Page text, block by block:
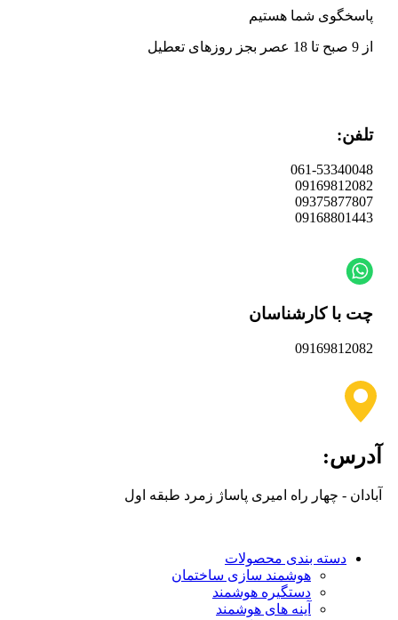
پاسخگوی شما هستیم
از 9 صبح تا 18 عصر بجز روزهای تعطیل
تلفن:
061-53340048
09169812082
09375877807
09168801443
چت با کارشناسان
09169812082
آدرس:
آبادان - چهار راه امیری پاساژ زمرد طبقه اول
دسته بندی محصولات
هوشمند سازی ساختمان
دستگیره هوشمند
آینه های هوشمند